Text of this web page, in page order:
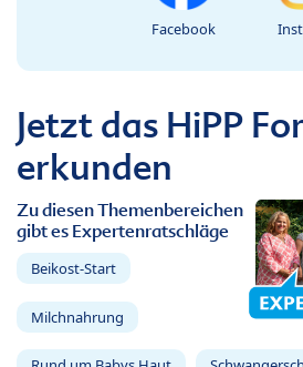
Facebook
Jetzt das HiPP
erkunden
Zu diesen Themenbereichen
gibt es Expertenratschläge
Beikost-Start
Milchnahrung